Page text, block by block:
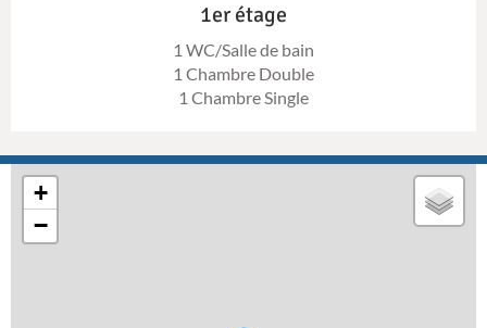
1er étage
1 WC/Salle de bain
1 Chambre Double
1 Chambre Single
+
−